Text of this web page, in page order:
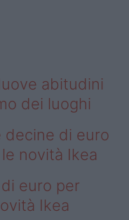
abitudini
dei luoghi
decine di euro
novità Ikea
euro per
Ikea